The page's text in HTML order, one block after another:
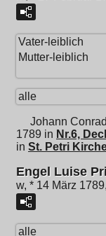
Vater-leiblich
Mutter-leiblich
alle
Johann Conrad
1789 in Nr.6,
in St. Petri
Engel Luise
w, * 14 März
alle